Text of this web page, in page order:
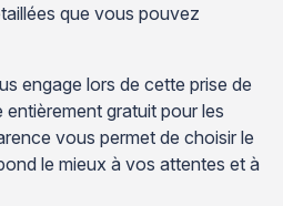
que vous pouvez
engage lors de cette prise de
gratuit pour les
vous permet de choisir le
le mieux à vos attentes et à